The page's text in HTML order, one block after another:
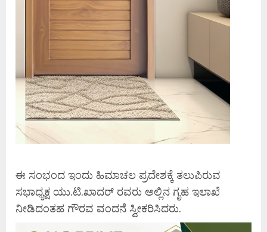
ಈ ಸಂಭಂದ ಇಂದು ಹಿಮಾಚಲ ಪ್ರದೇಶಕ್ಕೆ ತಲುಪಿರುವ
ಸಭಾಧ್ಯಕ್ಷ ಯು.ಟಿ.ಖಾದರ್ ರವರು ಅಲ್ಲಿನ ಗೃಹ ಇಲಾಖೆ
ನೀಡಿದಂತಹ ಗೌರವ ವಂದನೆ ಸ್ವೀಕರಿಸಿದರು.